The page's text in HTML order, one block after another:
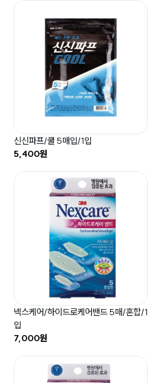
신신파프/쿨 5매입/1입
5,400원
넥스케어/하이드로케어밴드 5매/혼합/1
입
7,000원